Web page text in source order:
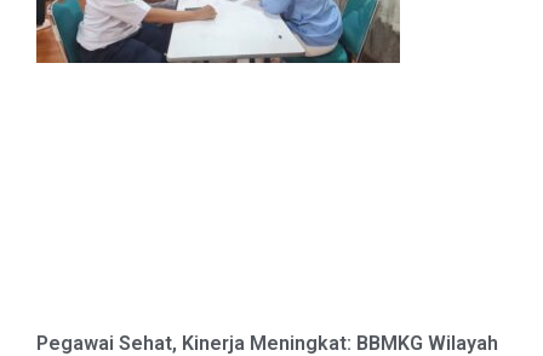
Pegawai Sehat, Kinerja Meningkat: BBMKG Wilayah